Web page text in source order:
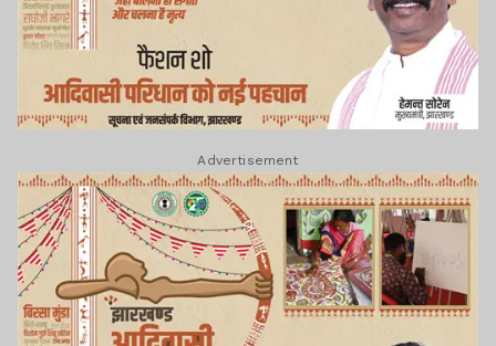
Advertisement